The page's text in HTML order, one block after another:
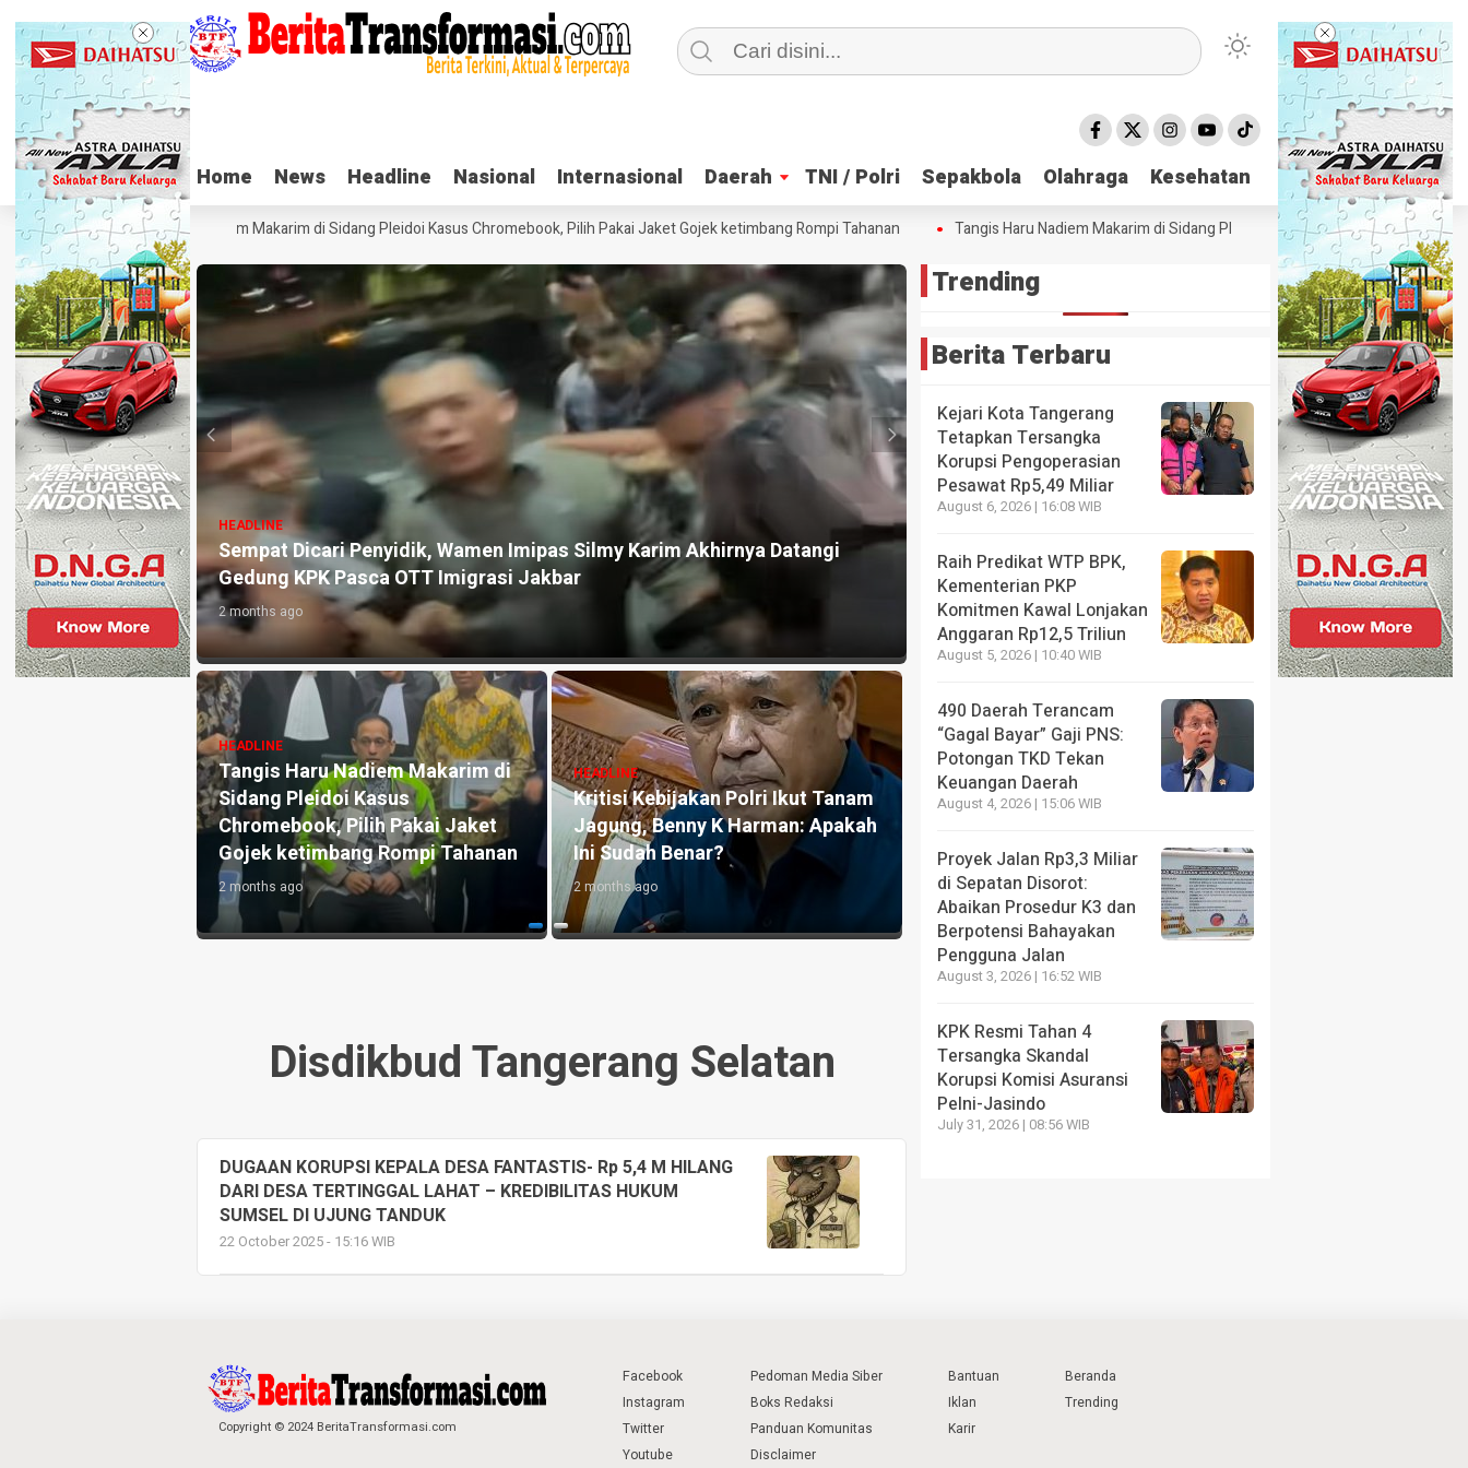
Home News Headline Nasional Internasional Daerah TNI / Polri Sepakbola Olahraga Kesehatan
Home News Headline Nasional Internasional Daerah TNI / Polri Sepakbola Olahraga Kesehatan
Tangis Haru Nadiem Makarim di Sidang Pleidoi Kasus Chromebook, Pilih Pakai Jaket Gojek ketimbang Rompi Tahanan Tangis Haru Nadiem Makarim di Sidang Pleidoi Kasus Chromebook, Pilih Pakai
Silmy Karim Akhirnya Datangi
Kritisi Kebijakan Polri Ikut Tanam
Jagung, Benny K Harman: Apakah
HEADLINE
Kasus Ekspor Crude Palm Oil Wilmar Cs. Oknum Panitera dan Ketua PN
Jakarta Selatan Ikut Terseret
1 year ago
HEADLINE
Kejati Banten Bungkam Soal
Kasus Dugaan Korupsi di DLH
Tangsel, ST Burhanudin Didesak
Bersih Bersih
1 year ago
HEADLINE
Kerugian Negara Telah Dirilis
Namun Kejati Banten Belum
Tetapkan Tersangka di Kasus
Dugaan Korupsi Pengangkutan
Sampah
1 year ago
Sempat Dicari Penyidik, Wamen Imipas
Gedung KPK Pasca OTT Imigrasi Jakbar
2 months ago
HEADLINE
Tangis Haru Nadiem Makarim di
Sidang Pleidoi Kasus
Gojek ketimbang Rompi Tahanan
2 months ago
Disdikbud Tangerang Selatan
DUGAAN KORUPSI KEPALA DESA FANTASTIS- Rp 5,4 M HILANG
DARI DESA TERTINGGAL LAHAT – KREDIBILITAS HUKUM
SUMSEL DI UJUNG TANDUK
22 October 2025 - 15:16 WIB
Trending
Berita Terbaru
Kejari Kota Tangerang
Tetapkan Tersangka
Korupsi Pengoperasian
Pesawat Rp5,49 Miliar
August 6, 2026 | 16:08 WIB
Raih Predikat WTP BPK,
Kementerian PKP
Komitmen Kawal Lonjakan
Anggaran Rp12,5 Triliun
August 5, 2026 | 10:40 WIB
490 Daerah Terancam
“Gagal Bayar” Gaji PNS:
Potongan TKD Tekan
Keuangan Daerah
August 4, 2026 | 15:06 WIB
Proyek Jalan Rp3,3 Miliar
di Sepatan Disorot:
Abaikan Prosedur K3 dan
Berpotensi Bahayakan
Pengguna Jalan
August 3, 2026 | 16:52 WIB
KPK Resmi Tahan 4
Tersangka Skandal
Korupsi Komisi Asuransi
Pelni-Jasindo
July 31, 2026 | 08:56 WIB
Copyright © 2024 BeritaTransformasi.com
Facebook
Instagram
Twitter
Youtube
Pedoman Media Siber
Boks Redaksi
Panduan Komunitas
Disclaimer
Bantuan
Iklan
Karir
Beranda
Trending